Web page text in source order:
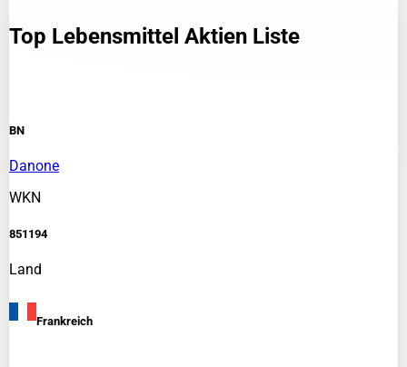
Top Lebensmittel Aktien Liste
BN
Danone
WKN
851194
Land
Frankreich